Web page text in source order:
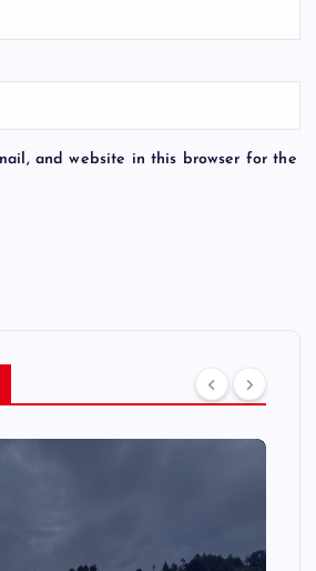
and website in this browser for the